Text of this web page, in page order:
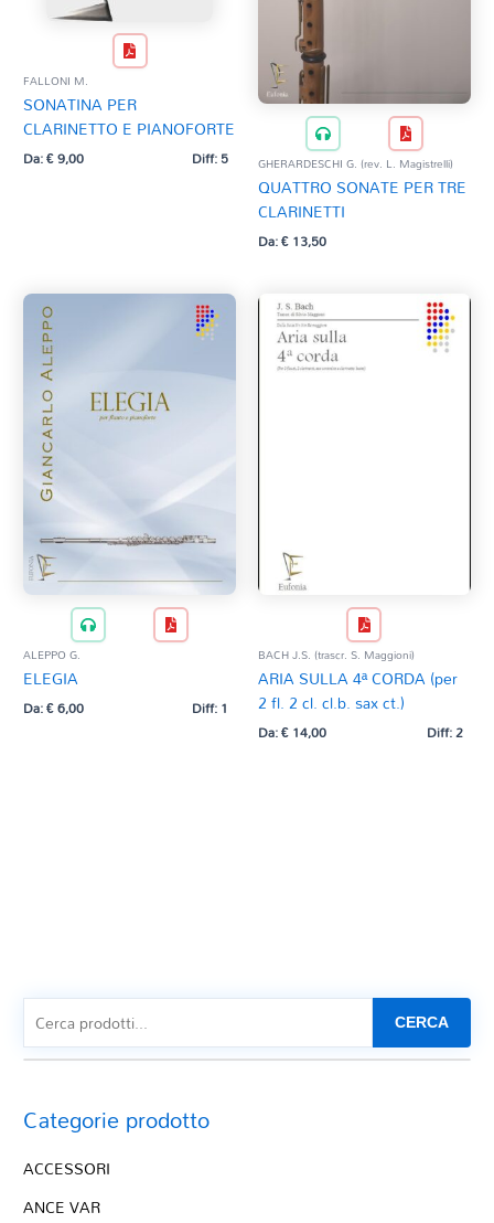
FALLONI M.
SONATINA PER
CLARINETTO E PIANOFORTE
Da:€9,00 Diff: 5 GHERARDESCHI G. (rev. L. Magistrelli)
QUATTRO SONATE PER TRE
CLARINETTI
Da:€13,50
ALEPPO G.
ELEGIA
Da:€6,00 Diff: 1
BACH J.S. (trascr. S. Maggioni)
ARIA SULLA 4ª CORDA (per
2 fl. 2 cl. cl.b. sax ct.)
Da:€14,00 Diff: 2
CERCA
Categorie prodotto
ACCESSORI
ANCE VAR